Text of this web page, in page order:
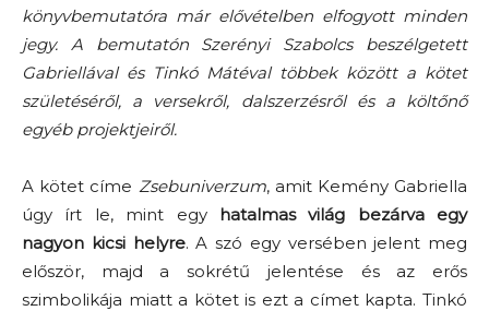
könyvbemutatóra már elővételben elfogyott minden
jegy. A bemutatón Szerényi Szabolcs beszélgetett
Gabriellával és Tinkó Mátéval többek között a kötet
születéséről, a versekről, dalszerzésről és a költőnő
egyéb projektjeiről.
A kötet címe Zsebuniverzum, amit Kemény Gabriella
úgy írt le, mint egy hatalmas világ bezárva egy
nagyon kicsi helyre. A szó egy versében jelent meg
először, majd a sokrétű jelentése és az erős
szimbolikája miatt a kötet is ezt a címet kapta. Tinkó